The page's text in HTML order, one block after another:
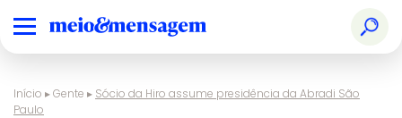
Início ▸Gente ▸ Sócio da Hiro assume presidência da Abradi São
Paulo